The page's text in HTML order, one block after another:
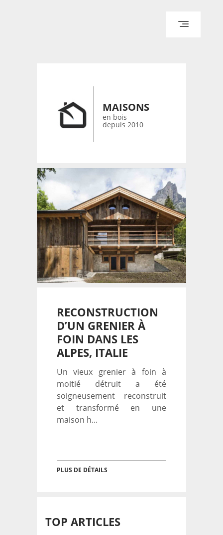
CONTACT
MAISONS
en bois
depuis 2010
RECONSTRUCTION
D’UN GRENIER À
FOIN DANS LES
ALPES, ITALIE
Un vieux grenier à foin à
moitié détruit a été
soigneusement reconstruit
et transformé en une
maison h...
PLUS DE DÉTAILS
TOP ARTICLES